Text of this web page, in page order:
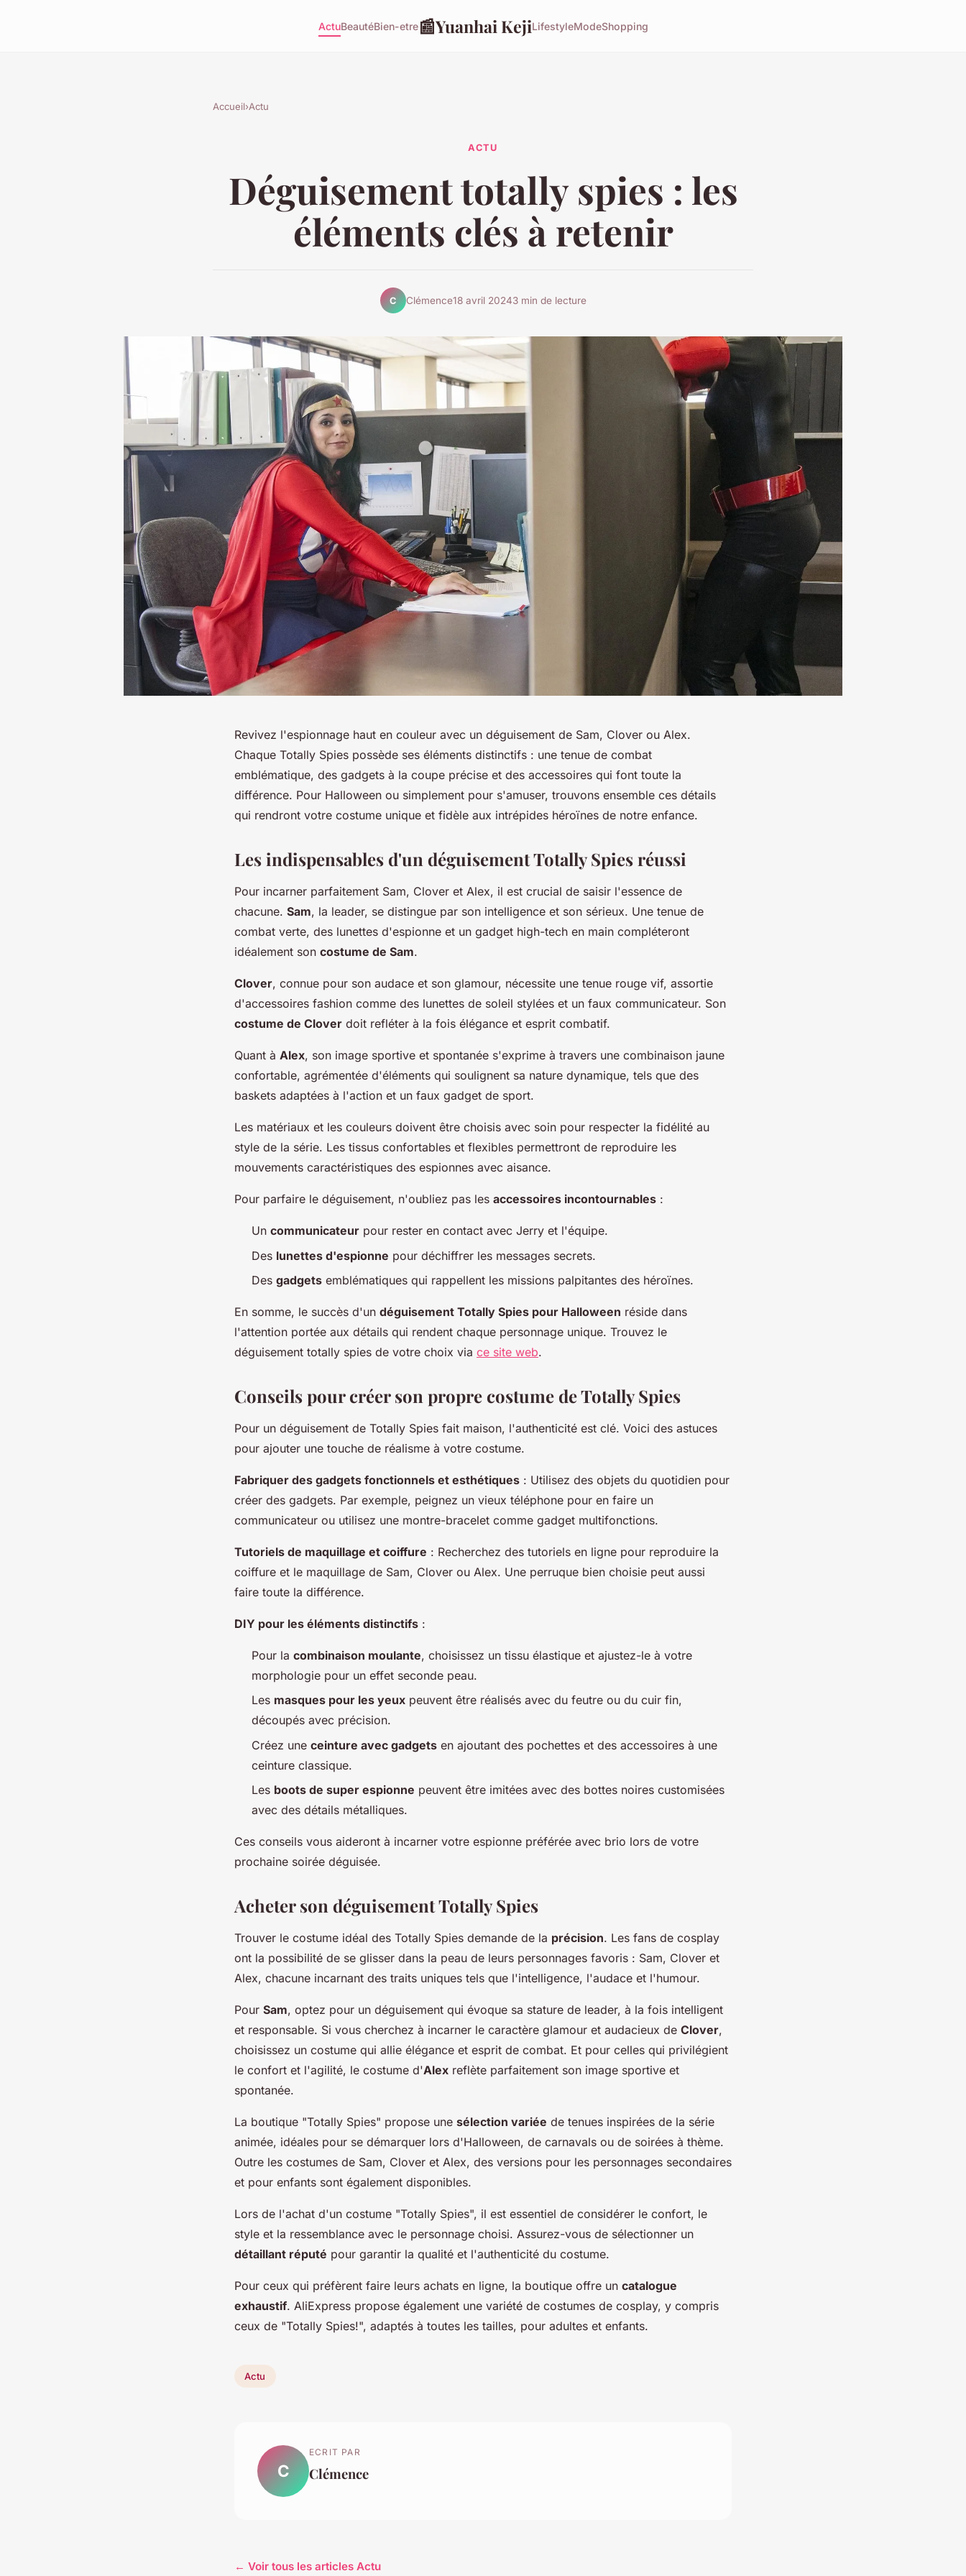
ActuBeautéBien-etre📰Yuanhai KejiLifestyleModeShopping
Accueil›Actu
ACTU
Déguisement totally spies : les
éléments clés à retenir
C Clémence18 avril 20243 min de lecture
Revivez l'espionnage haut en couleur avec un déguisement de Sam, Clover ou Alex.
Chaque Totally Spies possède ses éléments distinctifs : une tenue de combat
emblématique, des gadgets à la coupe précise et des accessoires qui font toute la
différence. Pour Halloween ou simplement pour s'amuser, trouvons ensemble ces détails
qui rendront votre costume unique et fidèle aux intrépides héroïnes de notre enfance.
Les indispensables d'un déguisement Totally Spies réussi
Pour incarner parfaitement Sam, Clover et Alex, il est crucial de saisir l'essence de
chacune. Sam, la leader, se distingue par son intelligence et son sérieux. Une tenue de
combat verte, des lunettes d'espionne et un gadget high-tech en main compléteront
idéalement son costume de Sam.
Clover, connue pour son audace et son glamour, nécessite une tenue rouge vif, assortie
d'accessoires fashion comme des lunettes de soleil stylées et un faux communicateur. Son
costume de Clover doit refléter à la fois élégance et esprit combatif.
Quant à Alex, son image sportive et spontanée s'exprime à travers une combinaison jaune
confortable, agrémentée d'éléments qui soulignent sa nature dynamique, tels que des
baskets adaptées à l'action et un faux gadget de sport.
Les matériaux et les couleurs doivent être choisis avec soin pour respecter la fidélité au
style de la série. Les tissus confortables et flexibles permettront de reproduire les
mouvements caractéristiques des espionnes avec aisance.
Pour parfaire le déguisement, n'oubliez pas les accessoires incontournables :
Un communicateur pour rester en contact avec Jerry et l'équipe.
Des lunettes d'espionne pour déchiffrer les messages secrets.
Des gadgets emblématiques qui rappellent les missions palpitantes des héroïnes.
En somme, le succès d'un déguisement Totally Spies pour Halloween réside dans
l'attention portée aux détails qui rendent chaque personnage unique. Trouvez le
déguisement totally spies de votre choix via ce site web.
Conseils pour créer son propre costume de Totally Spies
Pour un déguisement de Totally Spies fait maison, l'authenticité est clé. Voici des astuces
pour ajouter une touche de réalisme à votre costume.
Fabriquer des gadgets fonctionnels et esthétiques : Utilisez des objets du quotidien pour
créer des gadgets. Par exemple, peignez un vieux téléphone pour en faire un
communicateur ou utilisez une montre-bracelet comme gadget multifonctions.
Tutoriels de maquillage et coiffure : Recherchez des tutoriels en ligne pour reproduire la
coiffure et le maquillage de Sam, Clover ou Alex. Une perruque bien choisie peut aussi
faire toute la différence.
DIY pour les éléments distinctifs :
Pour la combinaison moulante, choisissez un tissu élastique et ajustez-le à votre
morphologie pour un effet seconde peau.
Les masques pour les yeux peuvent être réalisés avec du feutre ou du cuir fin,
découpés avec précision.
Créez une ceinture avec gadgets en ajoutant des pochettes et des accessoires à une
ceinture classique.
Les boots de super espionne peuvent être imitées avec des bottes noires customisées
avec des détails métalliques.
Ces conseils vous aideront à incarner votre espionne préférée avec brio lors de votre
prochaine soirée déguisée.
Acheter son déguisement Totally Spies
Trouver le costume idéal des Totally Spies demande de la précision. Les fans de cosplay
ont la possibilité de se glisser dans la peau de leurs personnages favoris : Sam, Clover et
Alex, chacune incarnant des traits uniques tels que l'intelligence, l'audace et l'humour.
Pour Sam, optez pour un déguisement qui évoque sa stature de leader, à la fois intelligent
et responsable. Si vous cherchez à incarner le caractère glamour et audacieux de Clover,
choisissez un costume qui allie élégance et esprit de combat. Et pour celles qui privilégient
le confort et l'agilité, le costume d'Alex reflète parfaitement son image sportive et
spontanée.
La boutique "Totally Spies" propose une sélection variée de tenues inspirées de la série
animée, idéales pour se démarquer lors d'Halloween, de carnavals ou de soirées à thème.
Outre les costumes de Sam, Clover et Alex, des versions pour les personnages secondaires
et pour enfants sont également disponibles.
Lors de l'achat d'un costume "Totally Spies", il est essentiel de considérer le confort, le
style et la ressemblance avec le personnage choisi. Assurez-vous de sélectionner un
détaillant réputé pour garantir la qualité et l'authenticité du costume.
Pour ceux qui préfèrent faire leurs achats en ligne, la boutique offre un catalogue
exhaustif. AliExpress propose également une variété de costumes de cosplay, y compris
ceux de "Totally Spies!", adaptés à toutes les tailles, pour adultes et enfants.
Actu
C
ECRIT PAR
Clémence
← Voir tous les articles Actu